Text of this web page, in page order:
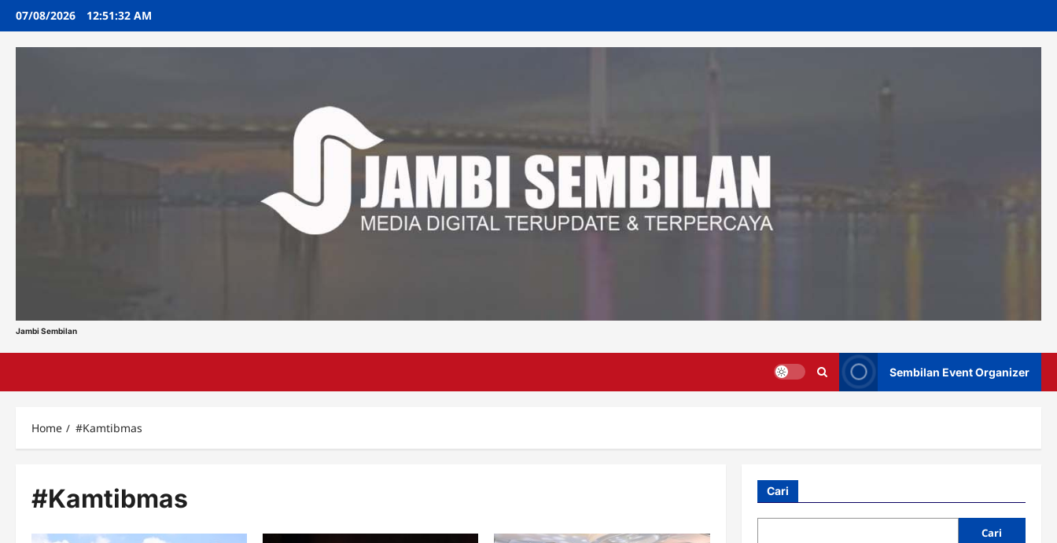
Skip
content
07/08/2026 12:51:33 AM
Jambi Sembilan
Sembilan Event Organizer
Home #Kamtibmas
#Kamtibmas Cari
Cari